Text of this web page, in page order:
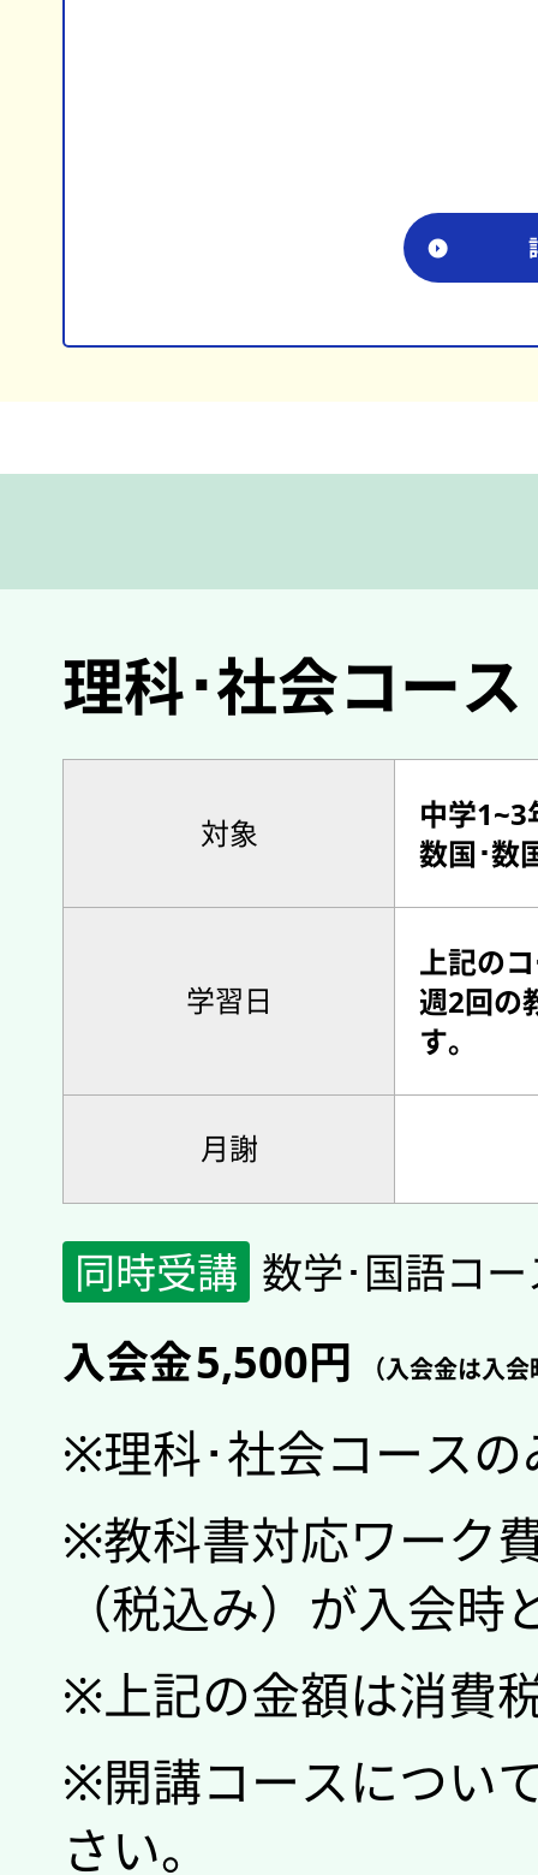
理科･社会コース
対象
中学1~3
数国･数
学習日
上記の
週2回の
す。
月謝
同時受講 数学･国語コ
入会金5,500円 （入会金は入
※理科･社会コース
※教科書対応ワーク
（税込み）が入会
※上記の金額は消費
※開講コースについ
さい。